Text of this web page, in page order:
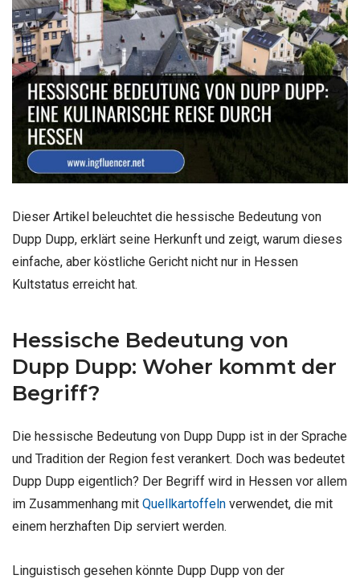
Dieser Artikel beleuchtet die hessische Bedeutung von
Dupp Dupp, erklärt seine Herkunft und zeigt, warum dieses
einfache, aber köstliche Gericht nicht nur in Hessen
Kultstatus erreicht hat.
Hessische Bedeutung von
Dupp Dupp: Woher kommt der
Begriff?
Die hessische Bedeutung von Dupp Dupp ist in der Sprache
und Tradition der Region fest verankert. Doch was bedeutet
Dupp Dupp eigentlich? Der Begriff wird in Hessen vor allem
im Zusammenhang mit Quellkartoffeln verwendet, die mit
einem herzhaften Dip serviert werden.
Linguistisch gesehen könnte Dupp Dupp von der